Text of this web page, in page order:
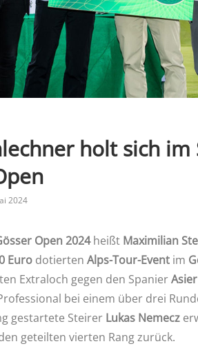
holt sich im
2024
Open 2024heißt Maximilian
Euro dotierten Alps-Tour-Event im
Extraloch gegen den Spanier
bei einem über drei
gestartete Steirer Lukas Nemecz
geteilten vierten Rang zurück.